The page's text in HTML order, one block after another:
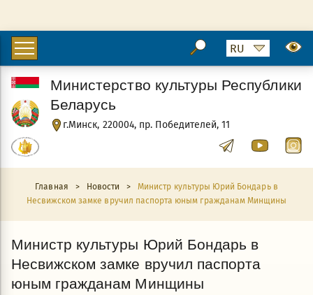
г.Минск, 220004, пр. Победителей, 11
Министерство культуры Республики
Беларусь
Главная > Новости >
Министр культуры Юрий Бондарь в
Несвижском замке вручил паспорта юным гражданам Минщины
Министр культуры Юрий Бондарь в
Несвижском замке вручил паспорта
юным гражданам Минщины